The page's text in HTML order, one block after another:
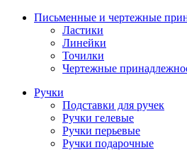
Письменные и чертежные
Ластики
Линейки
Точилки
Чертежные
Ручки
Подставки для ручек
Ручки гелевые
Ручки перьевые
Ручки подарочные